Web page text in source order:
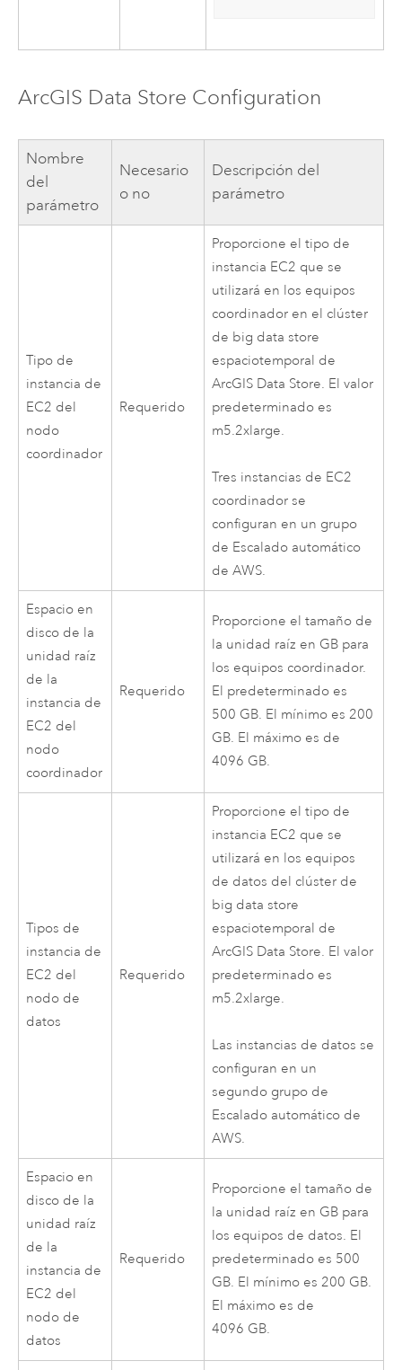
ArcGIS Data Store Configuration
Nombre
del
parámetro
Necesario
o no
Descripción del
parámetro
Tipo de
instancia de
EC2 del
nodo
coordinador
Requerido
Proporcione el tipo de
instancia EC2 que se
utilizará en los equipos
coordinador en el clúster
de big data store
espaciotemporal de
ArcGIS Data Store. El valor
predeterminado es
m5.2xlarge.
Tres instancias de EC2
coordinador se
configuran en un grupo
de Escalado automático
deAWS.
Espacio en
disco de la
unidad raíz
de la
instancia de
EC2 del
nodo
coordinador
Requerido
Proporcione el tamaño de
la unidad raíz en GB para
los equipos coordinador.
El predeterminado es
500 GB. El mínimo es 200
GB. El máximo es de
4096 GB.
Tipos de
instancia de
EC2 del
nodo de
datos
Requerido
Proporcione el tipo de
instancia EC2 que se
utilizará en los equipos
de datos del clúster de
big data store
espaciotemporal de
ArcGIS Data Store. El valor
predeterminado es
m5.2xlarge.
Las instancias de datos se
configuran en un
segundo grupo de
Escalado automático de
AWS.
Espacio en
disco de la
unidad raíz
de la
instancia de
EC2 del
nodo de
datos
Requerido
Proporcione el tamaño de
la unidad raíz en GB para
los equipos de datos. El
predeterminado es 500
GB. El mínimo es 200 GB.
El máximo es de
4096 GB.